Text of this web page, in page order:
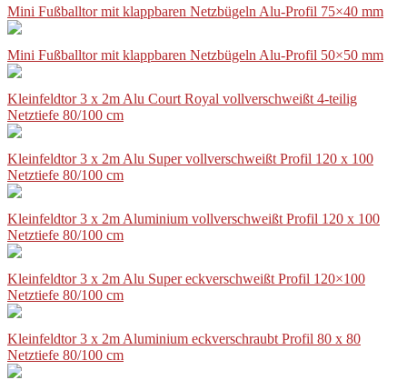
Mini Fußballtor mit klappbaren Netzbügeln Alu-Profil 75×40 mm
Mini Fußballtor mit klappbaren Netzbügeln Alu-Profil 50×50 mm
Kleinfeldtor 3 x 2m Alu Court Royal vollverschweißt 4-teilig
Netztiefe 80/100 cm
Kleinfeldtor 3 x 2m Alu Super vollverschweißt Profil 120 x 100
Netztiefe 80/100 cm
Kleinfeldtor 3 x 2m Aluminium vollverschweißt Profil 120 x 100
Netztiefe 80/100 cm
Kleinfeldtor 3 x 2m Alu Super eckverschweißt Profil 120×100
Netztiefe 80/100 cm
Kleinfeldtor 3 x 2m Aluminium eckverschraubt Profil 80 x 80
Netztiefe 80/100 cm